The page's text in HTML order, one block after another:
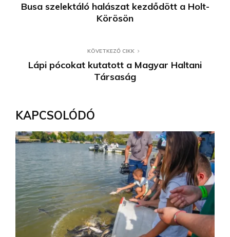
Busa szelektáló halászat kezdődött a Holt-
Körösön
KÖVETKEZŐ CIKK
Lápi pócokat kutatott a Magyar Haltani
Társaság
KAPCSOLÓDÓ